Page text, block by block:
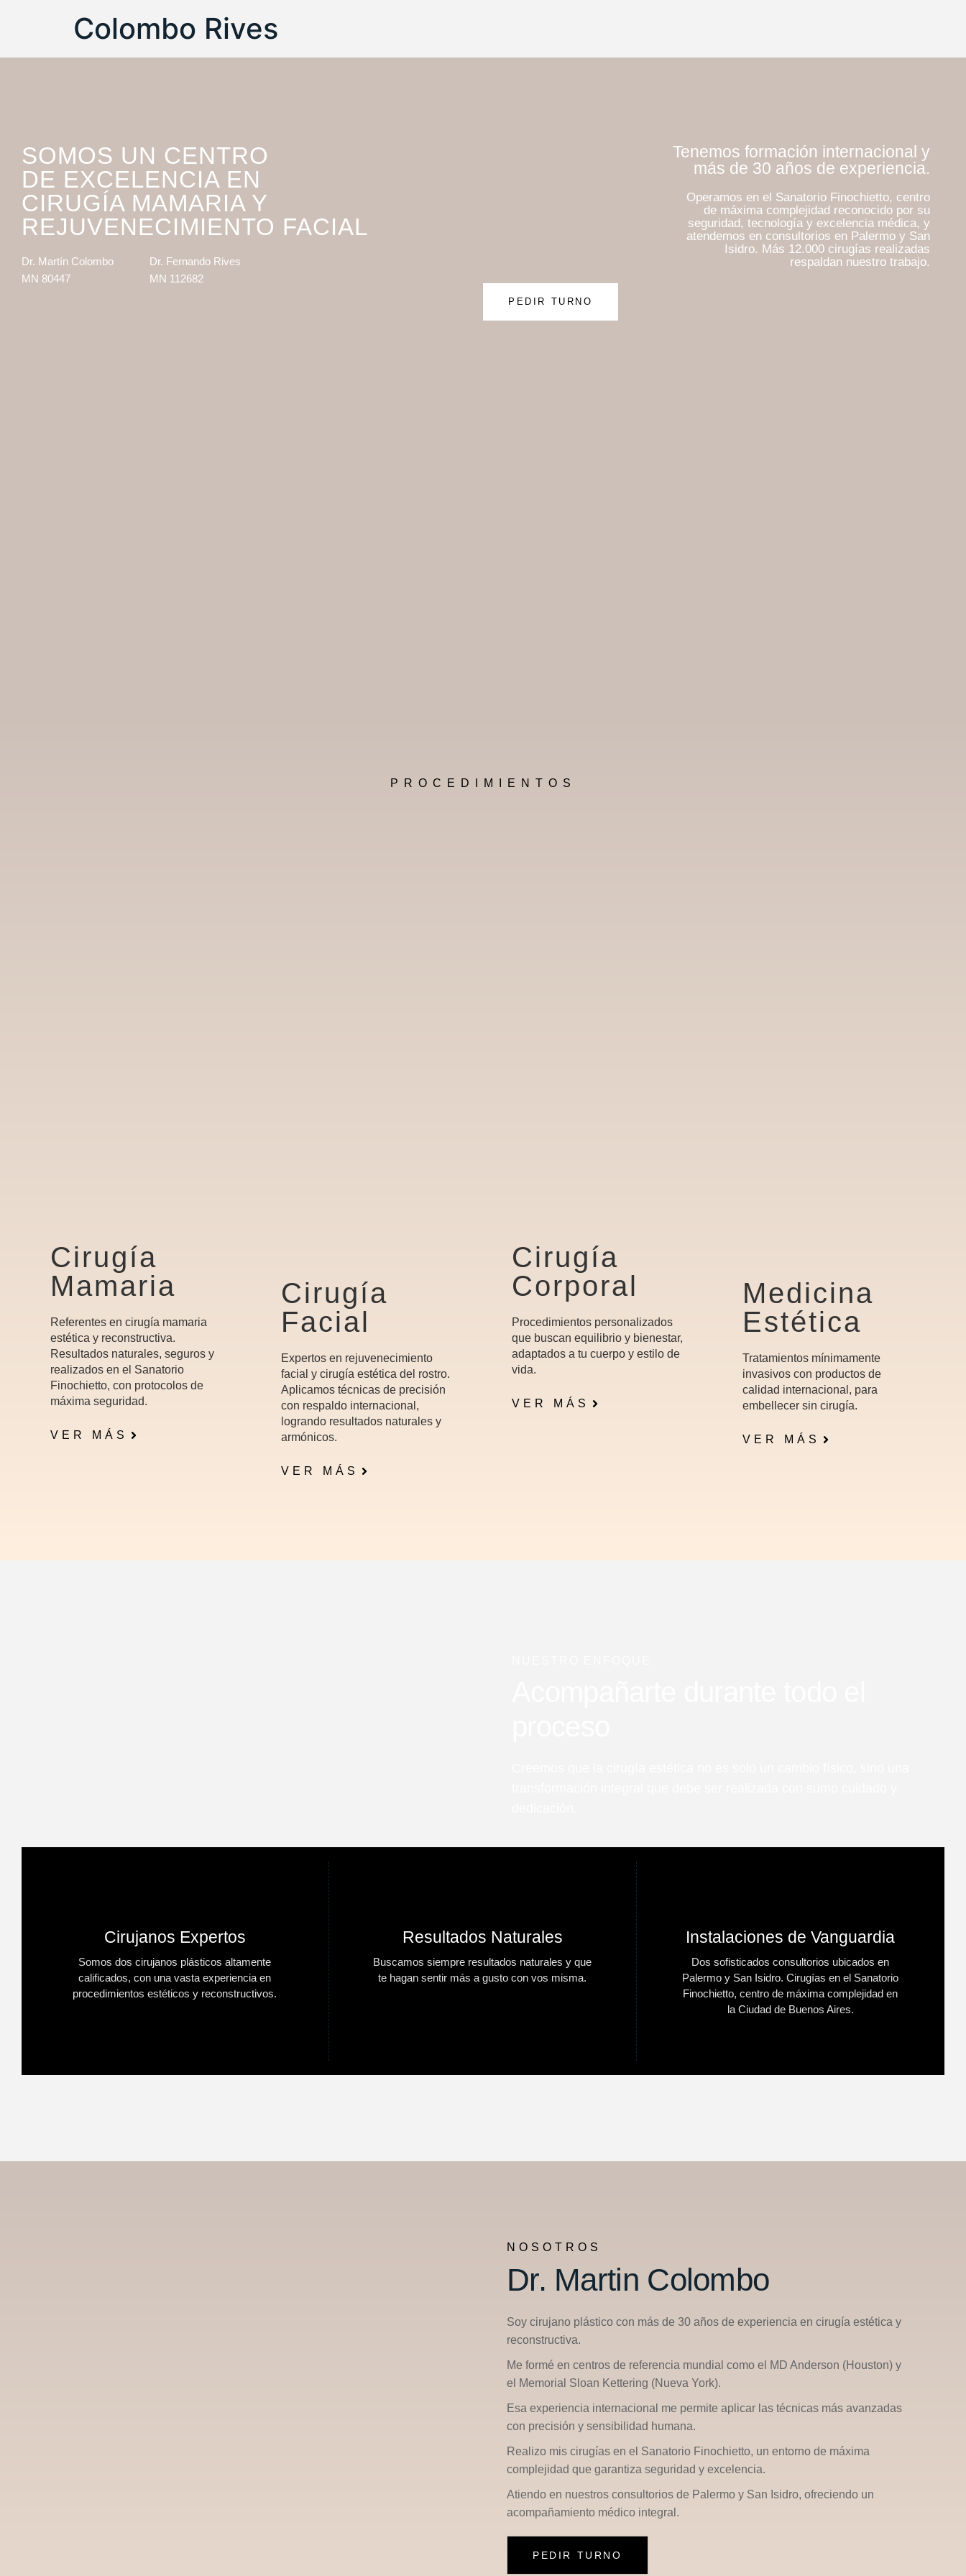
Colombo Rives
SOMOS UN CENTRO
DE EXCELENCIA EN
CIRUGÍA MAMARIA Y
REJUVENECIMIENTO FACIAL
Dr. Martín Colombo
MN 80447
Dr. Fernando Rives
MN 112682
Tenemos formación internacional y
más de 30 años de experiencia.
Operamos en el Sanatorio Finochietto, centro
de máxima complejidad reconocido por su
seguridad, tecnología y excelencia médica, y
atendemos en consultorios en Palermo y San
Isidro. Más 12.000 cirugías realizadas
respaldan nuestro trabajo.
PEDIR TURNO
PROCEDIMIENTOS
Cirugía
Mamaria
Referentes en cirugía mamaria
estética y reconstructiva.
Resultados naturales, seguros y
realizados en el Sanatorio
Finochietto, con protocolos de
máxima seguridad.
VER MÁS
Cirugía
Facial
Expertos en rejuvenecimiento
facial y cirugía estética del rostro.
Aplicamos técnicas de precisión
con respaldo internacional,
logrando resultados naturales y
armónicos.
VER MÁS
Cirugía
Corporal
Procedimientos personalizados
que buscan equilibrio y bienestar,
adaptados a tu cuerpo y estilo de
vida.
VER MÁS
Medicina
Estética
Tratamientos mínimamente
invasivos con productos de
calidad internacional, para
embellecer sin cirugía.
VER MÁS
Cirujanos Expertos
Somos dos cirujanos plásticos altamente
calificados, con una vasta experiencia en
procedimientos estéticos y reconstructivos.
Resultados Naturales
Buscamos siempre resultados naturales y que
te hagan sentir más a gusto con vos misma.
Instalaciones de Vanguardia
Dos sofisticados consultorios ubicados en
Palermo y San Isidro. Cirugías en el Sanatorio
Finochietto, centro de máxima complejidad en
la Ciudad de Buenos Aires.
NOSOTROS
Dr. Martin Colombo
Soy cirujano plástico con más de 30 años de experiencia en cirugía estética y
reconstructiva.
Me formé en centros de referencia mundial como el MD Anderson (Houston)y
el
Memorial Sloan Kettering (Nueva York).
Esa experiencia internacional me permite aplicar las técnicas más avanzadas
con precisión y sensibilidad humana.
Realizo mis cirugías en el Sanatorio Finochietto, un entorno de máxima
complejidad que garantiza seguridad y excelencia.
Atiendo en nuestros consultorios de Palermoy San Isidro, ofreciendo un
acompañamiento médico integral.
PEDIR TURNO